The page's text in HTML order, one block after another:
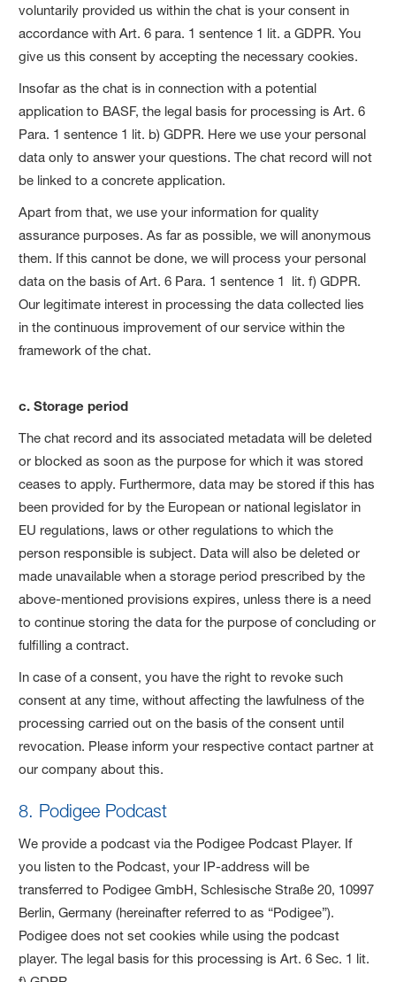
voluntarily provided us within the chat is your consent in
accordance with Art. 6 para. 1 sentence 1 lit. a GDPR. You
give us this consent by accepting the necessary cookies.
Insofar as the chat is in connection with a potential
application to BASF, the legal basis for processing is Art. 6
Para. 1 sentence 1 lit. b) GDPR. Here we use your personal
data only to answer your questions. The chat record will not
be linked to a concrete application.
Apart from that, we use your information for quality
assurance purposes. As far as possible, we will anonymous
them. If this cannot be done, we will process your personal
data on the basis of Art. 6 Para. 1 sentence 1 lit. f) GDPR.
Our legitimate interest in processing the data collected lies
in the continuous improvement of our service within the
framework of the chat.
c. Storage period
The chat record and its associated metadata will be deleted
or blocked as soon as the purpose for which it was stored
ceases to apply. Furthermore, data may be stored if this has
been provided for by the European or national legislator in
EU regulations, laws or other regulations to which the
person responsible is subject. Data will also be deleted or
made unavailable when a storage period prescribed by the
above-mentioned provisions expires, unless there is a need
to continue storing the data for the purpose of concluding or
fulfilling a contract.
In case of a consent, you have the right to revoke such
consent at any time, without affecting the lawfulness of the
processing carried out on the basis of the consent until
revocation. Please inform your respective contact partner at
our company about this.
8. Podigee Podcast
We provide a podcast via the Podigee Podcast Player. If
you listen to the Podcast, your IP-address will be
transferred to Podigee GmbH, Schlesische Straße 20, 10997
Berlin, Germany (hereinafter referred to as “Podigee”).
Podigee does not set cookies while using the podcast
player. The legal basis for this processing is Art. 6 Sec. 1 lit.